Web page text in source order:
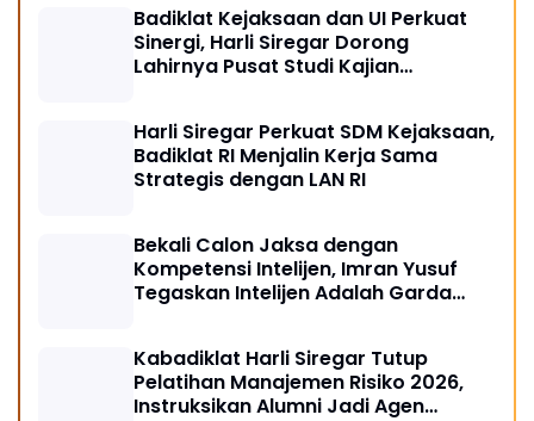
Badiklat Kejaksaan dan UI Perkuat
Sinergi, Harli Siregar Dorong
Lahirnya Pusat Studi Kajian
Harli Siregar Perkuat SDM Kejaksaan,
Badiklat RI Menjalin Kerja Sama
Strategis dengan LAN RI
Bekali Calon Jaksa dengan
Kompetensi Intelijen, Imran Yusuf
Tegaskan Intelijen Adalah Garda
Kabadiklat Harli Siregar Tutup
Pelatihan Manajemen Risiko 2026,
Instruksikan Alumni Jadi Agen